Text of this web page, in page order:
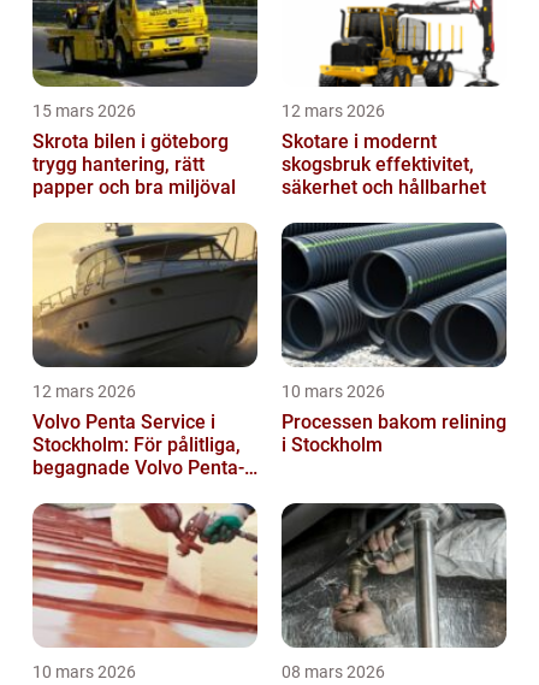
15 mars 2026
Skrota bilen i göteborg
trygg hantering, rätt
papper och bra miljöval
12 mars 2026
Skotare i modernt
skogsbruk effektivitet,
säkerhet och hållbarhet
12 mars 2026
Volvo Penta Service i
Stockholm: För pålitliga,
begagnade Volvo Penta-
10 mars 2026
Processen bakom relining
i Stockholm
10 mars 2026 08 mars 2026